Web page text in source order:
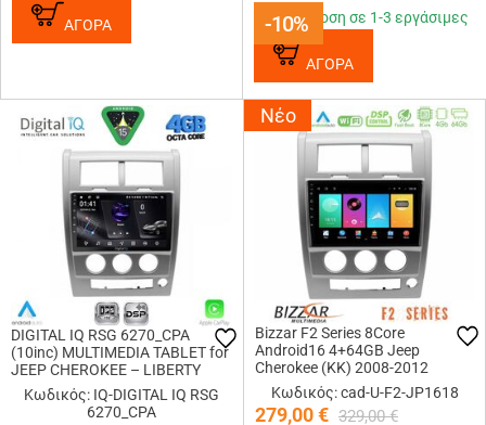
ΑΓΟΡΑ -10%
-10%
Παράδοση σε 1-3 εργάσιμες
ΑΓΟΡΑ
DIGITAL IQ RSG 6270_CPA
(10inc) MULTIMEDIA TABLET for
JEEP CHEROKEE – LIBERTY
mod. 2007-2014
Κωδικός: IQ-DIGITAL IQ RSG
6270_CPA
Νέο
Bizzar F2 Series 8Core
Android16 4+64GB Jeep
Cherokee (KK) 2008-2012
Navigation Multimedia Tablet 10
Κωδικός: cad-U-F2-JP1618
279,00€ 329,00 €